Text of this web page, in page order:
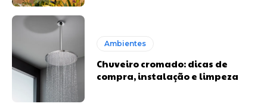
Ambientes
Chuveiro cromado: dicas de
compra, instalação e limpeza